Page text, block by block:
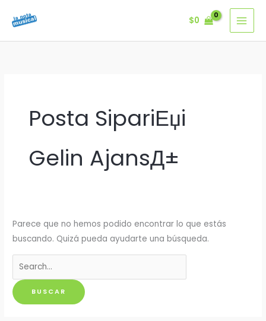
$0
Posta SipariЕџi
Gelin AjansД±
Parece que no hemos podido encontrar lo que estás
buscando. Quizá pueda ayudarte una búsqueda.
Buscar
por: